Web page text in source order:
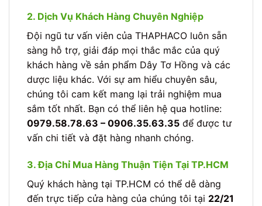
2. Dịch Vụ Khách Hàng Chuyên Nghiệp
Đội ngũ tư vấn viên của THAPHACO luôn sẵn
sàng hỗ trợ, giải đáp mọi thắc mắc của quý
khách hàng về sản phẩm Dây Tơ Hồng và các
dược liệu khác. Với sự am hiểu chuyên sâu,
chúng tôi cam kết mang lại trải nghiệm mua
sắm tốt nhất. Bạn có thể liên hệ qua hotline:
0979.58.78.63 – 0906.35.63.35 để được tư
vấn chi tiết và đặt hàng nhanh chóng.
3. Địa Chỉ Mua Hàng Thuận Tiện Tại TP.HCM
Quý khách hàng tại TP.HCM có thể dễ dàng
đến trực tiếp cửa hàng của chúng tôi tại 22/21